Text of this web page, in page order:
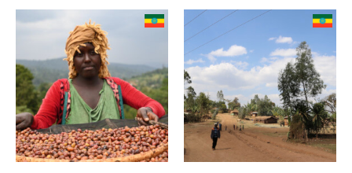
モカ系
その他希少種
CENTRAL AMERICA
グアテマラ
コスタリカ
ドライハル
その他独自プロセス
プライベートオークション
ソーシャルプロジェクト